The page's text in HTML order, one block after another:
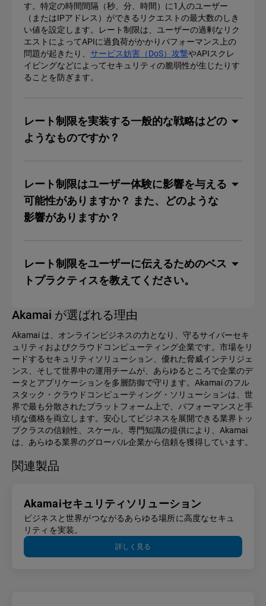
す。特定の時間間隔（秒、分、時間）に1人のユーザー
（またはIPアドレス）ができるリクエストの最大数のしき
い値を設定します。レート制限は、ユーザーの過剰なリク
エストによってAPIに過負荷がかかりパフォーマンス上の
問題が起きたり、 サービス妨害（DoS）攻撃やAPIスクレ
イピングなどによってセキュリティの脆弱性が生じたりす
ることを防ぎます。
レート制限を実装する一般的な戦略はどの
ようなものですか？
レート制限はユーザー体験に影響を与える
可能性がありますか？ また、どのような
影響がありますか？
レート制限をユーザーに伝えるためのベス
トプラクティスを教えてください。
Akamai が選ばれる理由
Akamai は、オンラインビジネスの力となり、守るサイバーセキ
ュリティおよびクラウドコンピューティング企業です。市場をリ
ードするセキュリティソリューション、優れた脅威インテリジェ
ンス、そして世界中の運用チームが、あらゆるところで企業のデ
ータとアプリケーションを多層防御で守ります。Akamai のフル
スタック・クラウドコンピューティング・ソリューションは、世
界で最も分散されたプラットフォーム上で、パフォーマンスと手
頃な価格を両立します。安心してビジネスを展開できる業界トッ
プクラスの信頼性、スケール、専門知識の提供により、Akamai
は、あらゆる業界のグローバル企業から信頼を獲得しています。
関連製品
Akamaiセキュリティソリューション
ビジネスと世界がつながるあらゆる場所に高度なセキュ
リティを実装。
詳しく見る